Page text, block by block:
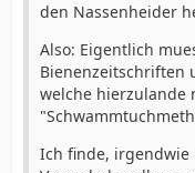
den Nassenheider
Also: Eigentlich
Bienenzeitschriften
welche hierzulande
Ich finde, irgendwie